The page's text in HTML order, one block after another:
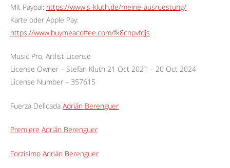
Mit Paypal: https://www.s-kluth.de/meine-ausruestung/
Karte oder Apple Pay:
https://www.buymeacoffee.com/fk8cnpvfdjs
Music Pro, Artlist License
License Owner – Stefan Kluth 21 Oct 2021 – 20 Oct 2024
License Number – 357615
Fuerza Delicada Adrián Berenguer
Premiere Adrián Berenguer
Forzisimo Adrián Berenguer